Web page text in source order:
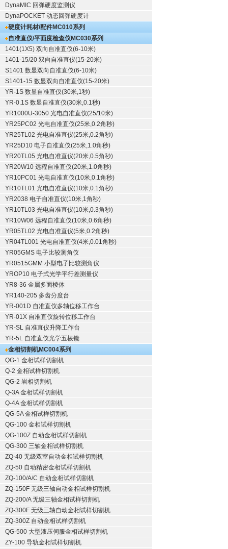
DynaMIC 回弹硬度监测仪
DynaPOCKET 动态回弹硬度计
硬度计耗材/配件MC010系列
自准直仪/平面度检查仪MC030系列
1401(1X5) 双向自准直仪(6-10米)
1401-15/20 双向自准直仪(15-20米)
S1401 数显双向自准直仪(6-10米)
S1401-15 数显双向自准直仪(15-20米)
YR-1S 数显自准直仪(30米,1秒)
YR-0.1S 数显自准直仪(30米,0.1秒)
YR1000U-3050 光电自准直仪(25/10米)
YR25PC02 光电自准直仪(25米,0.2角秒)
YR25TL02 光电自准直仪(25米,0.2角秒)
YR25D10 电子自准直仪(25米,1.0角秒)
YR20TL05 光电自准直仪(20米,0.5角秒)
YR20W10 远程自准直仪(20米,1.0角秒)
YR10PC01 光电自准直仪(10米,0.1角秒)
YR10TL01 光电自准直仪(10米,0.1角秒)
YR2038 电子自准直仪(10米,1角秒)
YR10TL03 光电自准直仪(10米,0.3角秒)
YR10W06 远程自准直仪(10米,0.6角秒)
YR05TL02 光电自准直仪(5米,0.2角秒)
YR04TL001 光电自准直仪(4米,0.01角秒)
YR05GMS 电子比较测角仪
YR0515GMM 小型电子比较测角仪
YROP10 电子式光学平行差测量仪
YR8-36 金属多面棱体
YR140-205 多齿分度台
YR-001D 自准直仪多轴位移工作台
YR-01X 自准直仪旋转位移工作台
YR-SL 自准直仪升降工作台
YR-5L 自准直仪光学五棱镜
金相切割机MC004系列
QG-1 金相试样切割机
Q-2 金相试样切割机
QG-2 岩相切割机
Q-3A 金相试样切割机
Q-4A 金相试样切割机
QG-5A 金相试样切割机
QG-100 金相试样切割机
QG-100Z 自动金相试样切割机
QG-300 三轴金相试样切割机
ZQ-40 无级双室自动金相试样切割机
ZQ-50 自动精密金相试样切割机
ZQ-100/A/C 自动金相试样切割机
ZQ-150F 无级三轴自动金相试样切割机
ZQ-200/A 无级三轴金相试样切割机
ZQ-300F 无级三轴自动金相试样切割机
ZQ-300Z 自动金相试样切割机
QG-500 大型液压伺服金相试样切割机
ZY-100 导轨金相试样切割机